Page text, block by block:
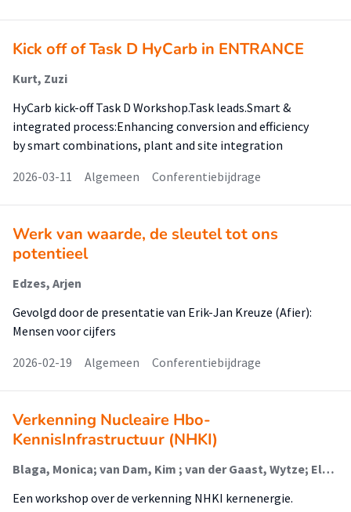
Kick off of Task D HyCarb in ENTRANCE
Kurt, Zuzi
HyCarb kick-off Task D Workshop.Task leads.Smart &
integrated process:Enhancing conversion and efficiency
by smart combinations, plant and site integration
2026-03-11
Algemeen Conferentiebijdrage
Werk van waarde, de sleutel tot ons
potentieel
Edzes, Arjen
Gevolgd door de presentatie van Erik-Jan Kreuze (Afier):
Mensen voor cijfers
2026-02-19
Algemeen Conferentiebijdrage
Verkenning Nucleaire Hbo-
KennisInfrastructuur (NHKI)
Blaga, Monica; van Dam, Kim ; van der Gaast, Wytze; Elving, Wim
Een workshop over de verkenning NHKI kernenergie.